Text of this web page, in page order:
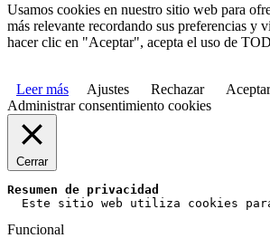
Usamos cookies en nuestro sitio web para
más relevante recordando sus preferencias y
hacer clic en "Aceptar", acepta el uso de
Leer más Ajustes Rechazar
Aceptar
Administrar consentimiento cookies
Cerrar
Resumen de privacidad
Este sitio web utiliza cookies
Funcional